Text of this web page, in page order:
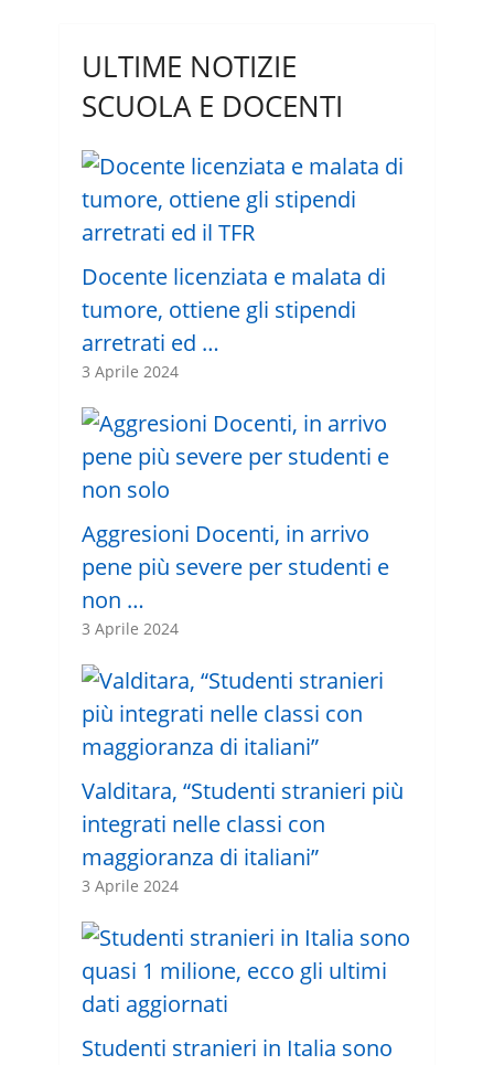
ULTIME NOTIZIE
SCUOLA E DOCENTI
Docente licenziata e malata di
tumore, ottiene gli stipendi
arretrati ed …
3 Aprile 2024
Aggresioni Docenti, in arrivo
pene più severe per studenti e
non …
3 Aprile 2024
Valditara, “Studenti stranieri più
integrati nelle classi con
maggioranza di italiani”
3 Aprile 2024
Studenti stranieri in Italia sono